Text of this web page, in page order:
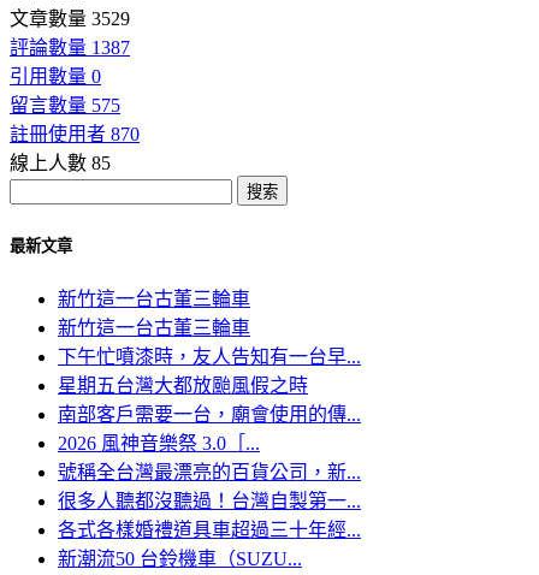
文章數量 3529
評論數量 1387
引用數量 0
留言數量 575
註冊使用者 870
線上人數 85
最新文章
新竹這一台古董三輪車
新竹這一台古董三輪車
下午忙噴漆時，友人告知有一台早...
星期五台灣大都放颱風假之時
南部客戶需要一台，廟會使用的傳...
2026 風神音樂祭 3.0［...
號稱全台灣最漂亮的百貨公司，新...
很多人聽都沒聽過！台灣自製第一...
各式各樣婚禮道具車超過三十年經...
新潮流50 台鈴機車（SUZU...